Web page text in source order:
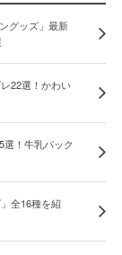
グッズ」最新
22選！かわい
選！牛乳パック
全16種を紹